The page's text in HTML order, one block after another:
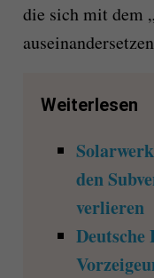
die sich mit dem „
Weiterlesen
den
verlieren